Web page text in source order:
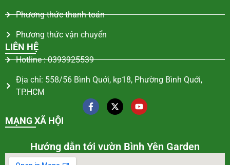
Phương thức thanh toán
Phương thức vận chuyển
LIÊN HỆ
Hotline : 0393925539
Địa chỉ: 558/56 Bình Quới, kp18, Phường Bình Quới,
TP.HCM
MẠNG XÃ HỘI
Hướng dẫn tới vườn Bình Yên Garden